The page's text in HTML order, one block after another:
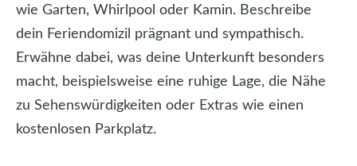
wie Garten, Whirlpool oder Kamin. Beschreibe
dein Feriendomizil prägnant und sympathisch.
Erwähne dabei, was deine Unterkunft besonders
macht, beispielsweise eine ruhige Lage, die Nähe
zu Sehenswürdigkeiten oder Extras wie einen
kostenlosen Parkplatz.